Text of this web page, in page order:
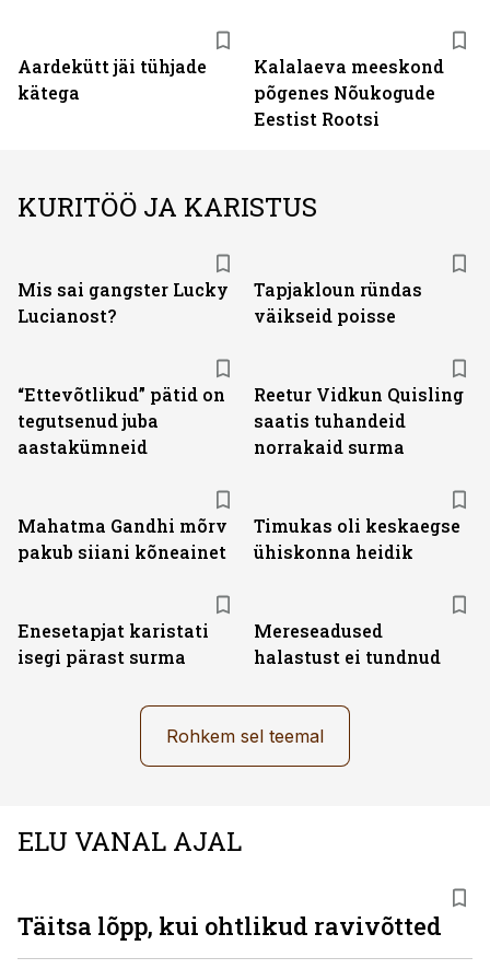
Aardekütt jäi tühjade
kätega
Kalalaeva meeskond
põgenes Nõukogude
Eestist Rootsi
KURITÖÖ JA KARISTUS
Mis sai gangster Lucky
Lucianost?
Tapjakloun ründas
väikseid poisse
“Ettevõtlikud” pätid on
tegutsenud juba
aastakümneid
Reetur Vidkun Quisling
saatis tuhandeid
norrakaid surma
Mahatma Gandhi mõrv
pakub siiani kõneainet
Timukas oli keskaegse
ühiskonna heidik
Enesetapjat karistati
isegi pärast surma
Mereseadused
halastust ei tundnud
Rohkem sel teemal
ELU VANAL AJAL
Täitsa lõpp, kui ohtlikud ravivõtted